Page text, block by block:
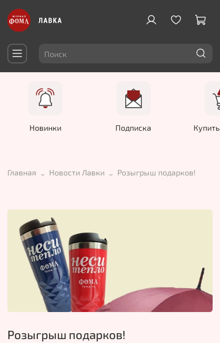
Новинки Подписка
Главная Новости Лавки Розыгрыш подарков!
Розыгрыш подарков!